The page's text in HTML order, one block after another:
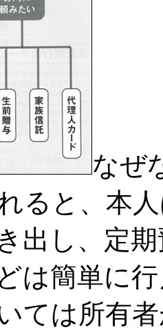
なぜ
ると、本
出し、定
は簡単に
ては所有